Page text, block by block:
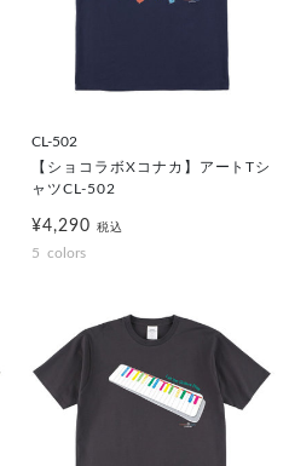
CL-502
【ショコラボXコナカ】アートTシ
ャツCL-502
¥4,290 税込
5 colors